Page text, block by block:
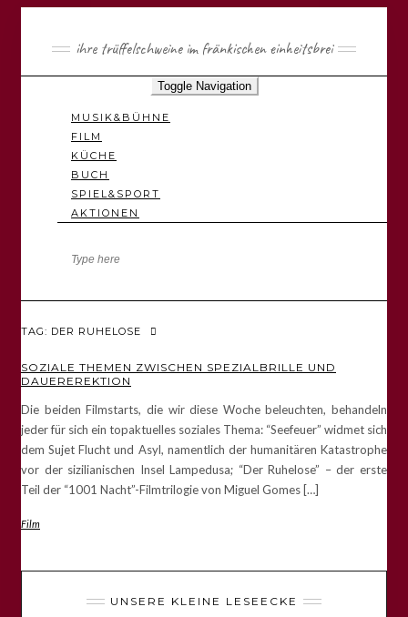
ihre trüffelschweine im fränkischen einheitsbrei
Toggle Navigation
MUSIK&BÜHNE
FILM
KÜCHE
BUCH
SPIEL&SPORT
AKTIONEN
TAG: DER RUHELOSE
SOZIALE THEMEN ZWISCHEN SPEZIALBRILLE UND
DAUEREREKTION
Die beiden Filmstarts, die wir diese Woche beleuchten, behandeln
jeder für sich ein topaktuelles soziales Thema: “Seefeuer” widmet sich
dem Sujet Flucht und Asyl, namentlich der humanitären Katastrophe
vor der sizilianischen Insel Lampedusa; “Der Ruhelose” – der erste
Teil der “1001 Nacht”-Filmtrilogie von Miguel Gomes […]
Film
UNSERE KLEINE LESEECKE